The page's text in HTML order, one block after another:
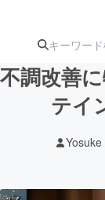
ターン
不調改善
テイ